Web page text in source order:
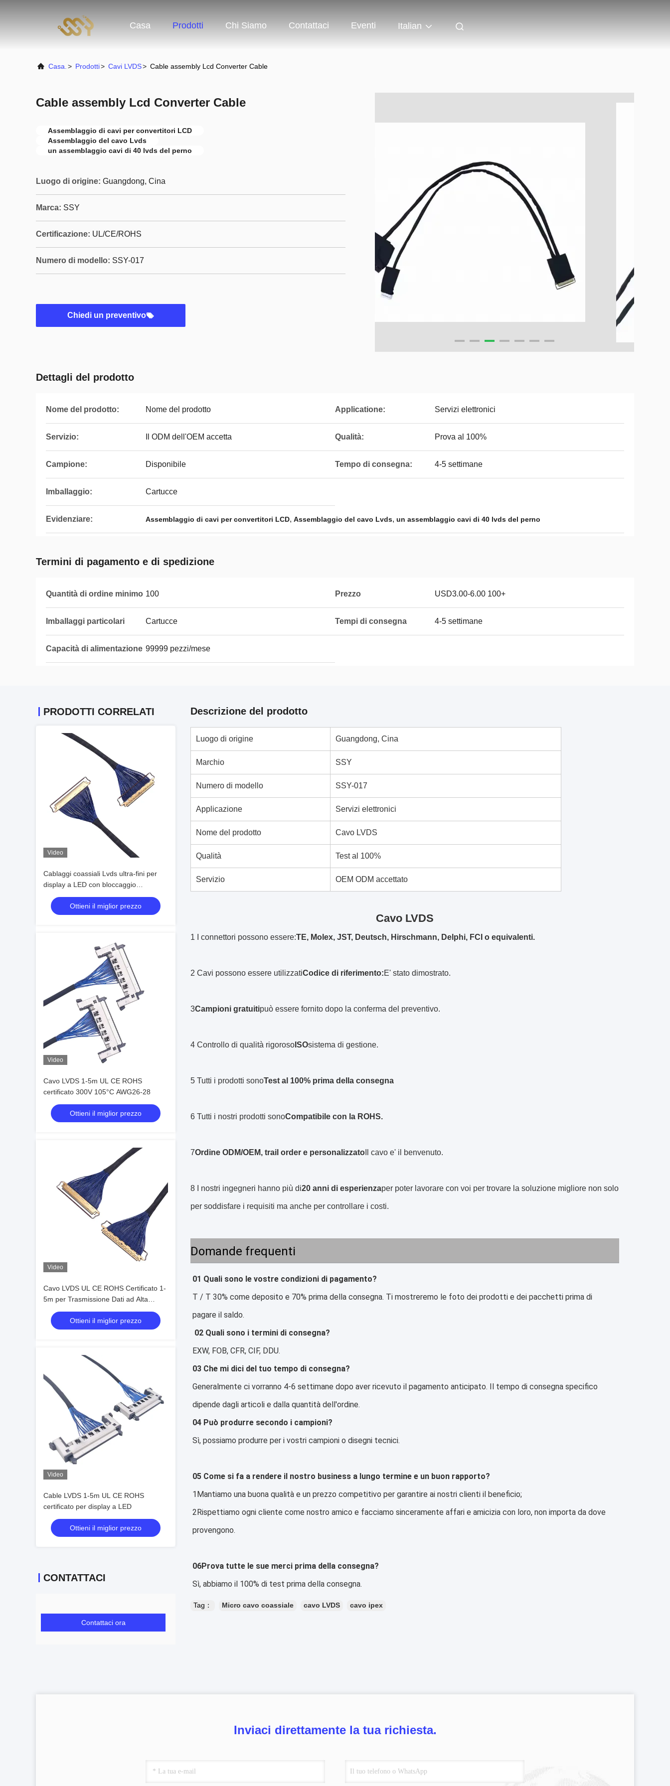
Casa Prodotti Chi Siamo Contattaci Eventi Italian
Casa. > Prodotti> Cavi LVDS> Cable assembly Lcd Converter Cable
Cable assembly Lcd Converter Cable
Assemblaggio di cavi per convertitori LCD
Assemblaggio del cavo Lvds
un assemblaggio cavi di 40 lvds del perno
Luogo di origine: Guangdong, Cina
Marca: SSY
Certificazione: UL/CE/ROHS
Numero di modello: SSY-017
Chiedi un preventivo
Dettagli del prodotto
Nome del prodotto: Nome del prodotto Applicatione: Servizi elettronici
Servizio: Il ODM dell'OEM accetta Qualità: Prova al 100%
Campione: Disponibile Tempo di consegna: 4-5 settimane
Imballaggio: Cartucce
Evidenziare: Assemblaggio di cavi per convertitori LCD, Assemblaggio del cavo Lvds, un assemblaggio cavi di 40 lvds del perno
Termini di pagamento e di spedizione
Quantità di ordine minimo 100 Prezzo USD3.00-6.00 100+
Imballaggi particolari Cartucce Tempi di consegna 4-5 settimane
Capacità di alimentazione 99999 pezzi/mese
PRODOTTI CORRELATI
Video
Cablaggi coassiali Lvds ultra-fini per
display a LED con bloccaggio
argentato, produttori di cablaggi
affidabili Ottieni il miglior prezzo
Video
Cavo LVDS 1-5m UL CE ROHS
certificato 300V 105°C AWG26-28
Ottieni il miglior prezzo
Video
Cavo LVDS UL CE ROHS Certificato 1-
5m per Trasmissione Dati ad Alta
Velocità
Ottieni il miglior prezzo
Video
Cable LVDS 1-5m UL CE ROHS
certificato per display a LED
Ottieni il miglior prezzo
CONTATTACI
Contattaci ora
Descrizione del prodotto
Luogo di origine Guangdong, Cina
Marchio SSY
Numero di modello SSY-017
Applicazione Servizi elettronici
Nome del prodotto Cavo LVDS
Qualità Test al 100%
Servizio OEM ODM accettato
Cavo LVDS
1 I connettori possono essere:TE, Molex, JST, Deutsch, Hirschmann, Delphi, FCI o equivalenti.
2 Cavi possono essere utilizzatiCodice di riferimento:E' stato dimostrato.
3Campioni gratuitipuò essere fornito dopo la conferma del preventivo.
4 Controllo di qualità rigoroso ISOsistema di gestione.
5 Tutti i prodotti sonoTest al 100% prima della consegna
6 Tutti i nostri prodotti sonoCompatibile con la ROHS.
7Ordine ODM/OEM, trail order e personalizzato Il cavo e' il benvenuto.
8 I nostri ingegneri hanno più di20 anni di esperienzaper poter lavorare con voi per trovare la soluzione migliore non solo
per soddisfare i requisiti ma anche per controllare i costi.
Domande frequenti
01 Quali sono le vostre condizioni di pagamento?
T / T 30% come deposito e 70% prima della consegna. Ti mostreremo le foto dei prodotti e dei pacchetti prima di
pagare il saldo.
02 Quali sono i termini di consegna?
EXW, FOB, CFR, CIF, DDU.
03 Che mi dici del tuo tempo di consegna?
Generalmente ci vorranno 4-6 settimane dopo aver ricevuto il pagamento anticipato. Il tempo di consegna specifico
dipende dagli articoli e dalla quantità dell'ordine.
04 Può produrre secondo i campioni?
Sì, possiamo produrre per i vostri campioni o disegni tecnici.
05 Come si fa a rendere il nostro business a lungo termine e un buon rapporto?
1Mantiamo una buona qualità e un prezzo competitivo per garantire ai nostri clienti il beneficio;
2Rispettiamo ogni cliente come nostro amico e facciamo sinceramente affari e amicizia con loro, non importa da dove
provengono.
06Prova tutte le sue merci prima della consegna?
Sì, abbiamo il 100% di test prima della consegna.
Tag： Micro cavo coassiale cavo LVDS cavo ipex
Inviaci direttamente la tua richiesta.